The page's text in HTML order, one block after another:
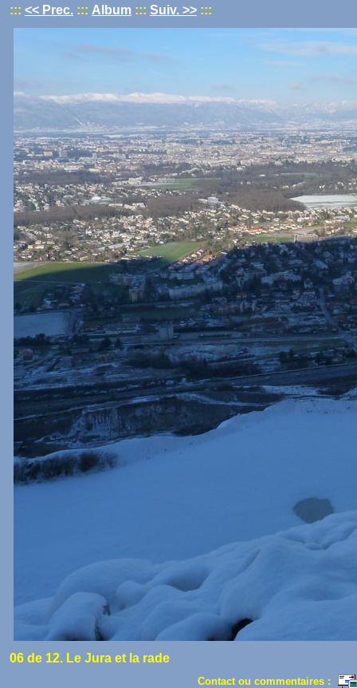
::: << Prec. ::: Album ::: Suiv. >> :::
06 de 12. Le Jura et la rade
Contact ou commentaires :